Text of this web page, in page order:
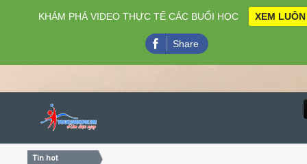
Tin hot
KHÁM PHÁ VIDEO THỰC TẾ CÁC BUỔI HỌC XEM LUÔN
Share